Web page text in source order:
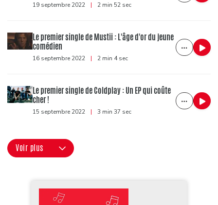
19 septembre 2022 | 2 min 52 sec
Le premier single de Mustii : L'âge d'or du jeune
comédien
16 septembre 2022 | 2 min 4 sec
Le premier single de Coldplay : Un EP qui coûte
cher !
15 septembre 2022 | 3 min 37 sec
Voir plus